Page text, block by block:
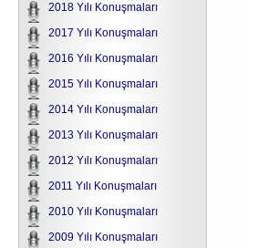
2018 Yılı Konuşmaları
2017 Yılı Konuşmaları
2016 Yılı Konuşmaları
2015 Yılı Konuşmaları
2014 Yılı Konuşmaları
2013 Yılı Konuşmaları
2012 Yılı Konuşmaları
2011 Yılı Konuşmaları
2010 Yılı Konuşmaları
2009 Yılı Konuşmaları